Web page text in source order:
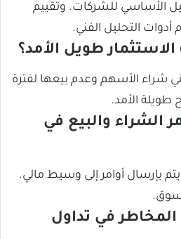
الأساسي للشركات. وتقييم
أدوات التحليل الفني.
طويل الأمد؟
شراء الأسهم وعدم بيعها لفترة
طويلة الأمد.
الشراء والبيع في
يتم بإرسال أوامر إلى وسيط مالي.
المخاطر في تداول